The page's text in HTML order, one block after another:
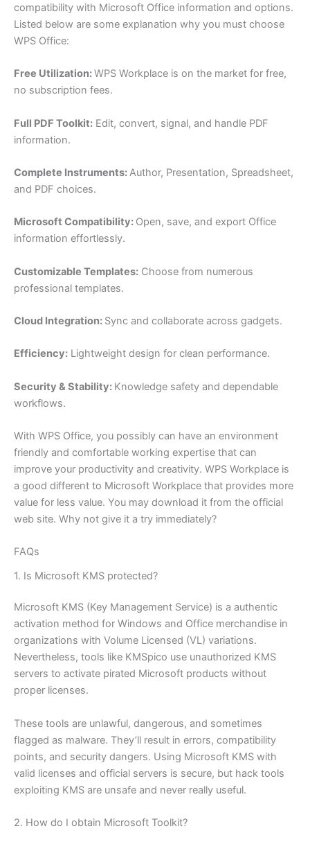
compatibility with Microsoft Office information and options.
Listed below are some explanation why you must choose
WPS Office:
Free Utilization:WPS Workplace is on the market for free,
no subscription fees.
Full PDF Toolkit: Edit, convert, signal, and handle PDF
information.
Complete Instruments:Author, Presentation, Spreadsheet,
and PDF choices.
Microsoft Compatibility: Open, save, and export Office
information effortlessly.
Customizable Templates: Choose from numerous
professional templates.
Cloud Integration: Sync and collaborate across gadgets.
Efficiency: Lightweight design for clean performance.
Security & Stability: Knowledge safety and dependable
workflows.
With WPS Office, you possibly can have an environment
friendly and comfortable working expertise that can
improve your productivity and creativity. WPS Workplace is
a good different to Microsoft Workplace that provides more
value for less value. You may download it from the official
web site. Why not give it a try immediately?
FAQs
1. Is Microsoft KMS protected?
Microsoft KMS (Key Management Service) is a authentic
activation method for Windows and Office merchandise in
organizations with Volume Licensed (VL) variations.
Nevertheless, tools like KMSpico use unauthorized KMS
servers to activate pirated Microsoft products without
proper licenses.
These tools are unlawful, dangerous, and sometimes
flagged as malware. They’ll result in errors, compatibility
points, and security dangers. Using Microsoft KMS with
valid licenses and official servers is secure, but hack tools
exploiting KMS are unsafe and never really useful.
2. How do I obtain Microsoft Toolkit?